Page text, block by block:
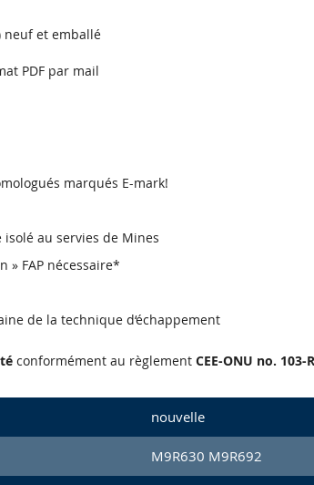
neuf et emballé
PDF par mail
marqués E-mark!
au servies de Mines
» FAP nécessaire*
de la technique d‘échappement
conformément au règlement CEE-ONU no. 103-
nouvelle
M9R630 M9R692